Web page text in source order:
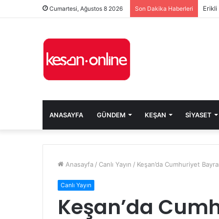
Cumartesi, Ağustos 8 2026 Son Dakika Haberleri Erikli
ANASAYFA GÜNDEM KEŞAN SIYASET
Anasayfa / Canlı Yayın / Keşan’da Cumhuriyet
Canlı Yayın
Keşan’da